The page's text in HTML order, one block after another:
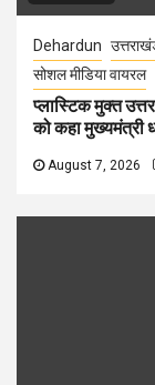
Dehardun
सोशल मीडिया वायरल
प्लास्टिक मुक्त
को कहा मुख्यमंत्री
August 7, 2026